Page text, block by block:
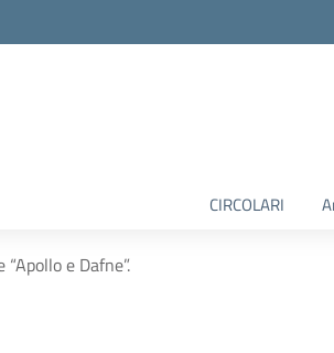
CIRCOLARI
e Dafne”.